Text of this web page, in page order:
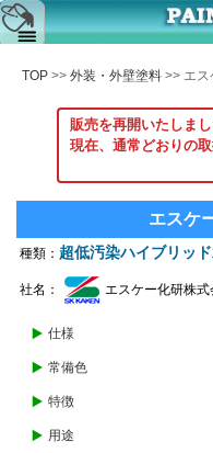
August 2026
1
4 5 6 7
8
11 12 13 14
15
30
31
平日営業 08:00-17:30
商品一覧
TOP >> 外装・外壁塗料 >> エ
販売を再開いたしまし
現在、通常どおりの取
エスケ
種類： 超低汚染ハイブリッ
社名： エスケー化研株式
仕様
常備色
特徴
用途